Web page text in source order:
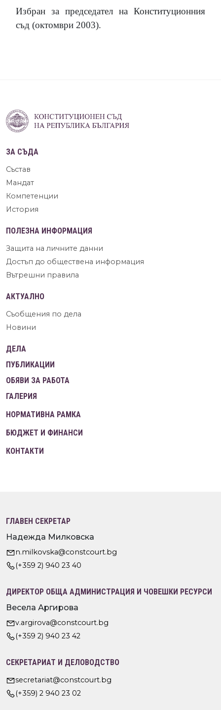
Избран за председател на Конституционния
съд (октомври 2003).
ЗА СЪДА
Състав
Мандат
Компетенции
История
ПОЛЕЗНА ИНФОРМАЦИЯ
Защита на личните данни
Достъп до обществена информация
Вътрешни правила
АКТУАЛНО
Съобщения по дела
Новини
ДЕЛА
ПУБЛИКАЦИИ
ОБЯВИ ЗА РАБОТА
ГАЛЕРИЯ
НОРМАТИВНА РАМКА
БЮДЖЕТ И ФИНАНСИ
КОНТАКТИ
ГЛАВЕН СЕКРЕТАР
Надежда Милковска
n.milkovska@constcourt.bg
(+359 2) 940 23 40
ДИРЕКТОР ОБЩА АДМИНИСТРАЦИЯ И ЧОВЕШКИ РЕСУРСИ
Весела Аргирова
v.argirova@constcourt.bg
(+359 2) 940 23 42
СЕКРЕТАРИАТ И ДЕЛОВОДСТВО
secretariat@constcourt.bg
(+359) 2 940 23 02